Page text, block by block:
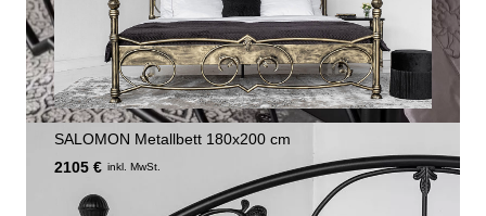
SALOMON Metallbett 180x200 cm
2105 € inkl. MwSt.